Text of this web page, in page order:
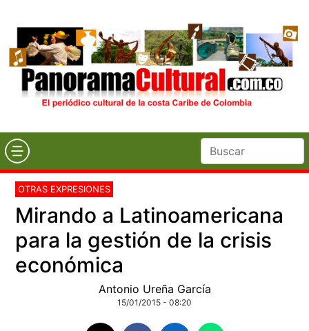
OTRAS EXPRESIONES
Mirando a Latinoamericana
para la gestión de la crisis
económica
Antonio Ureña García
15/01/2015 - 08:20